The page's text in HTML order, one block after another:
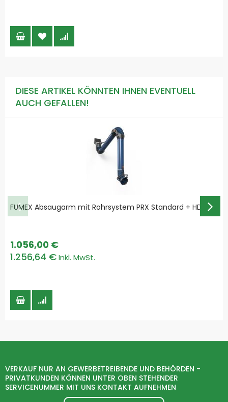
DIESE ARTIKEL KÖNNTEN IHNEN EVENTUELL
AUCH GEFALLEN!
FUMEX Absaugarm mit Rohrsystem PRX Standard + HD
1.256,64 €
1.056,00 €
VERKAUF NUR AN GEWERBETREIBENDE UND BEHÖRDEN -
PRIVATKUNDEN KÖNNEN UNTER OBEN STEHENDER
SERVICENUMMER MIT UNS KONTAKT AUFNEHMEN